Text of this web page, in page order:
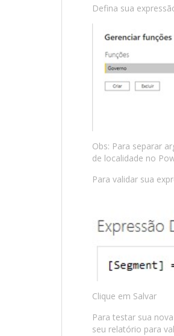
Defina sua
Obs: Para separar
de localidade no
Para validar sua
Clique em Salvar
Para testar sua
seu relatório para